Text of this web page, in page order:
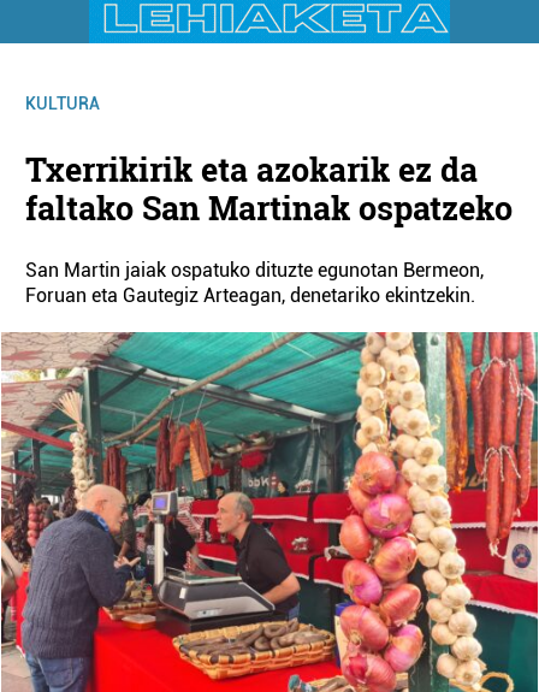
KULTURA
Txerrikirik eta azokarik ez da
faltako San Martinak ospatzeko
San Martin jaiak ospatuko dituzte egunotan Bermeon,
Foruan eta Gautegiz Arteagan, denetariko ekintzekin.